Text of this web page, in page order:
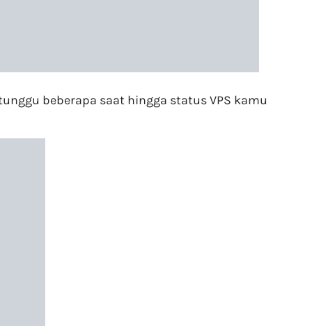
beberapa saat hingga status VPS kamu